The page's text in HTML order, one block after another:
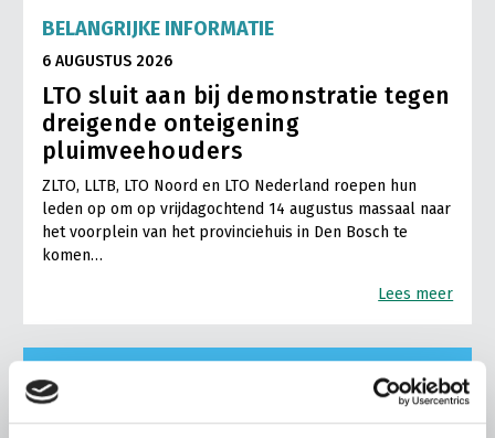
BELANGRIJKE INFORMATIE
6 AUGUSTUS 2026
LTO sluit aan bij demonstratie tegen
dreigende onteigening
pluimveehouders
ZLTO, LLTB, LTO Noord en LTO Nederland roepen hun
leden op om op vrijdagochtend 14 augustus massaal naar
het voorplein van het provinciehuis in Den Bosch te
komen…
Lees meer